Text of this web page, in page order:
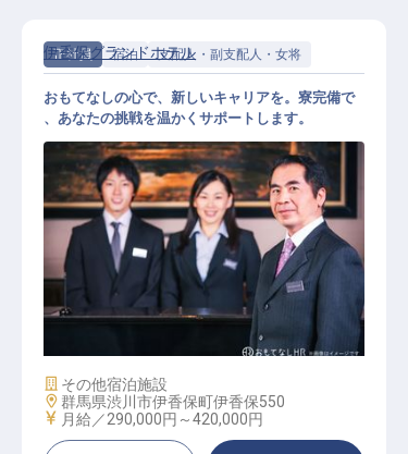
正社員 宿泊 支配人・副支配人・女将
支配人候補
伊香保グランドホテル
おもてなしの心で、新しいキャリアを。寮完備で
、あなたの挑戦を温かくサポートします。
施設業態
その他宿泊施設
勤務地
群馬県渋川市伊香保町伊香保550
給与
月給／290,000円～420,000円